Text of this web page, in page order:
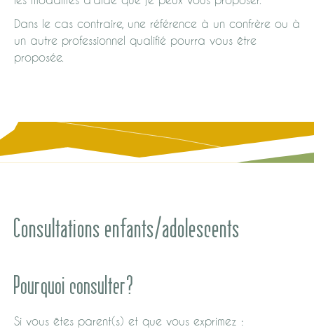
Dans le cas contraire, une référence à un confrère ou à
un autre professionnel qualifié pourra vous être
proposée.
Consultations enfants/adolescents
Pourquoi consulter?
Si vous êtes parent(s) et que vous exprimez :